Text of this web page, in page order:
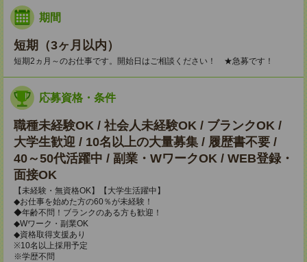
期間
短期（3ヶ月以内）
短期2ヵ月～のお仕事です。開始日はご相談ください！ ★急募です！
応募資格・条件
職種未経験OK / 社会人未経験OK / ブランクOK /
大学生歓迎 / 10名以上の大量募集 / 履歴書不要 /
40～50代活躍中 / 副業・WワークOK / WEB登録・
面接OK
【未経験・無資格OK】【大学生活躍中】
◆お仕事を始めた方の60％が未経験！
◆年齢不問！ブランクのある方も歓迎！
◆Wワーク・副業OK
◆資格取得支援あり
※10名以上採用予定
※学歴不問